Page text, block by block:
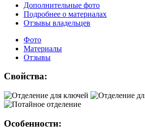
Дополнительные фото
Подробнее о материалах
Отзывы владельцев
Фото
Материалы
Отзывы
Свойства:
Особенности: